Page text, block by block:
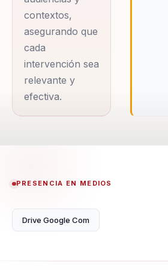
Reinvención
personal,
sustentabilidad,
Talento 5.0,
Transformación
Impulsando el Futuro
de la Innovación y
Villoch, más
contextos,
asegurando que
cada
intervención sea
relevante y
efectiva.
PRESENCIA EN MEDIOS
Drive Google Com